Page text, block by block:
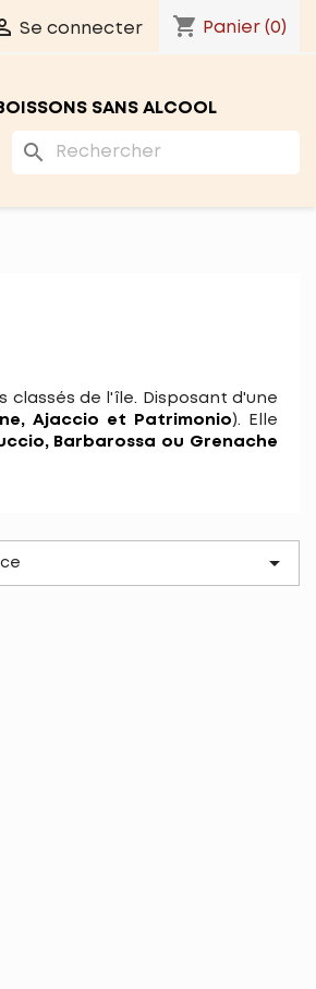
Se connecter shopping_cart Panier (0)
SANS ALCOOL
search
classés de l'île. Disposant d'une
Ajaccio et Patrimonio). Elle
Barbarossa ou Grenache
